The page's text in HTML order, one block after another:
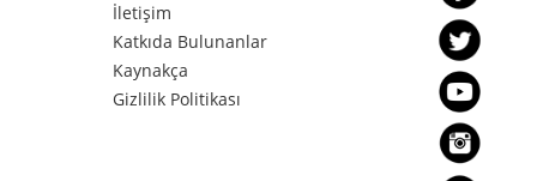
İletişim
Katkıda Bulunanlar
Kaynakça
Gizlilik Politikası